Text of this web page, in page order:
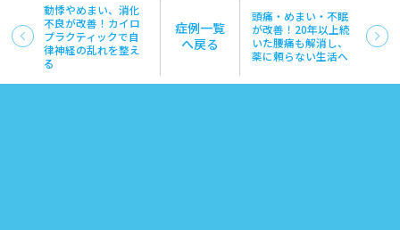
動悸やめまい、消化
不良が改善！カイロ
プラクティックで自
律神経の乱れを整え
る
症例一覧
へ戻る
頭痛・めまい・不眠
が改善！20年以上続
いた腰痛も解消し、
薬に頼らない生活へ